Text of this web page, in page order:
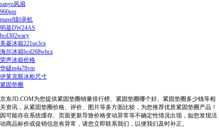
sanyo风扇
960gm
maxell刻录机
明基DW24AS
bcd302wacy
美菱冰箱221ue3cx
海尔冰箱bcd268wbcz
荣声冰箱价格
华硕m4a78vm
伊莱克斯冰柜尺寸
紧固垫圈
京东JD.COM为您提供紧固垫圈销量排行榜、紧固垫圈哪个好、紧固垫圈多少钱等相
关资讯，从紧固垫圈价格、评价、图片等多方面比较，为您推荐优质紧固垫圈产品！
因可能存在系统缓存、页面更新导致价格变动异常等不确定性情况出现，如您发现活
动商品标价或促销信息有异常，请您立即联系我们，以便我们及时补正。